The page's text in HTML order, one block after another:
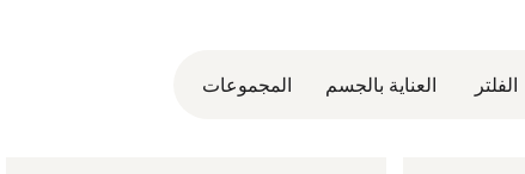
الفلتر العناية بالجسم المجموعات